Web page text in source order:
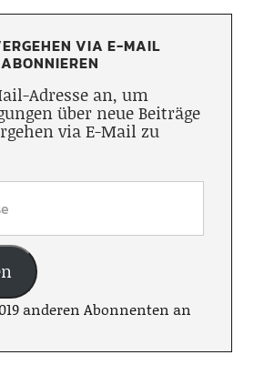
VIA E-MAIL
ABONNIEREN
Adresse an, um
über neue Beiträge
via E-Mail zu
anderen Abonnenten an